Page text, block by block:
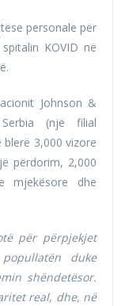
personale për
KOVID në
Johnson &
(një filial
3,000 vizore
përdorim, 2,000
mjekësore dhe
për përpjekjet
duke
shëndetësor.
real, dhe, në